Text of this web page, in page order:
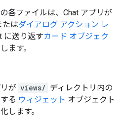
各ファイルは、Chat アプリが
たはダイアログ アクション レ
に送り返すカード オブジェク
ます。
が views/ ディレクトリ内の
る ウィジェット オブジェクト
します。